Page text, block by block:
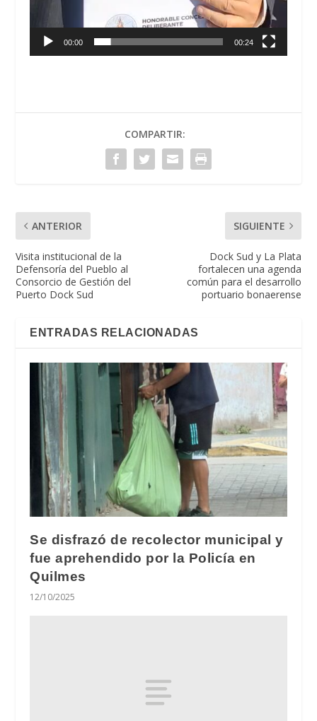
00:00 00:24
COMPARTIR:
ANTERIOR
Visita institucional de la
Defensoría del Pueblo al
Consorcio de Gestión del
Puerto Dock Sud
SIGUIENTE
Dock Sud y La Plata
fortalecen una agenda
común para el desarrollo
portuario bonaerense
ENTRADAS RELACIONADAS
Se disfrazó de recolector municipal y
fue aprehendido por la Policía en
Quilmes
12/10/2025